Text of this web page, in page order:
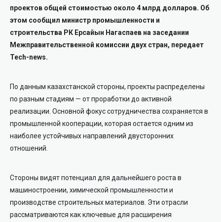
проектов общей стоимостью около 4 млрд долларов. Об
этом сообщил министр промышленности и
строительства РК Ерсайын Нагаспаев на заседании
Межправительственной комиссии двух стран, передает
Tech-news.
По данным казахстанской стороны, проекты распределены
по разным стадиям — от проработки до активной
реализации. Основной фокус сотрудничества сохраняется в
промышленной кооперации, которая остается одним из
наиболее устойчивых направлений двусторонних
отношений.
Стороны видят потенциал для дальнейшего роста в
машиностроении, химической промышленности и
производстве строительных материалов. Эти отрасли
рассматриваются как ключевые для расширения